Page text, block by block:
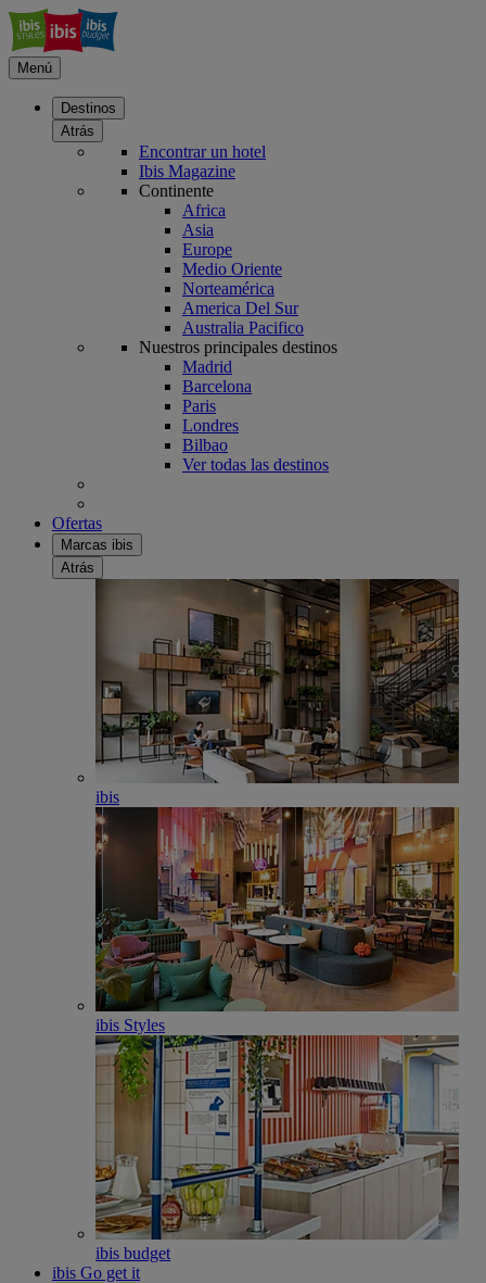
Menú
Destinos
Atrás
Encontrar un hotel
Ibis Magazine
Continente
Africa
Asia
Europe
Medio Oriente
Norteamérica
America Del Sur
Australia Pacifico
Nuestros principales destinos
Madrid
Barcelona
Paris
Londres
Bilbao
Ver todas las destinos
Ofertas
Marcas ibis
Atrás
ibis
ibis Styles
ibis budget
ibis Go get it